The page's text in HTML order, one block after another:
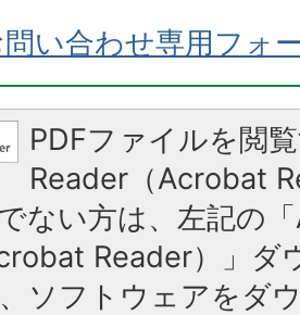
い合わせ専用フォ
PDFファイルを閲
Reader（Acrobat
ない方は、左記の
Reader）」ダ
ソフトウェアをダ